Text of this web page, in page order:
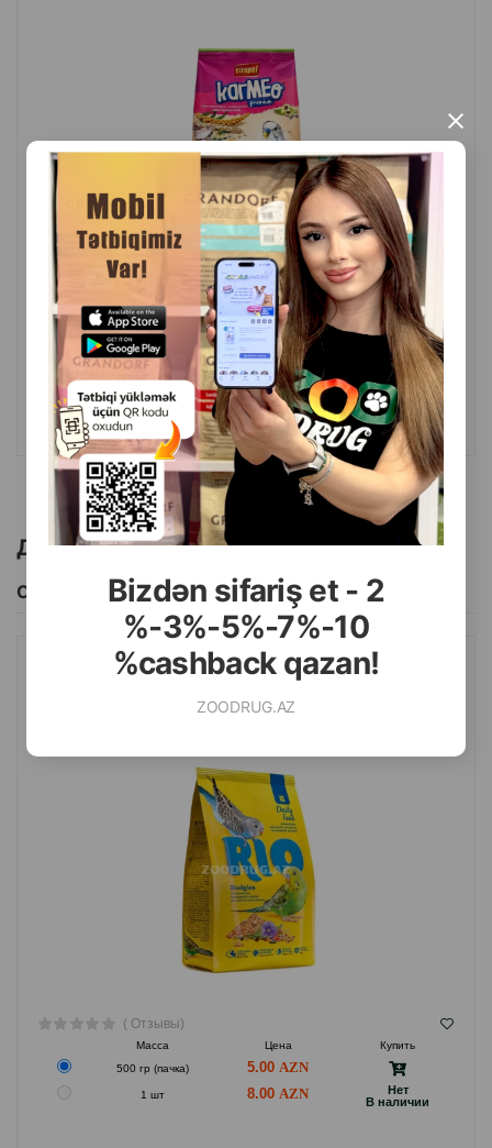
Bizdən sifariş et - 2
%-3%-5%-7%-10
%cashback qazan!
ZOODRUG.AZ
×
Масса Цена
Купить
500 гр (пачка)
4.20
КУПИТЬ
Другие товоры бренда
Смотреть Все
КОРМ RIO ПОЛНОЦЕННЫЙ, СБАЛАНСИРОВАННЫЙ ДЛЯ
ВОЛНИСТЫХ ПОПУГАЕВ 500 ГР.
( Отзывы)
Масса Цена
Купить
500 гр (пачка)
5.00
1 шт 8.00
Hет
B наличии